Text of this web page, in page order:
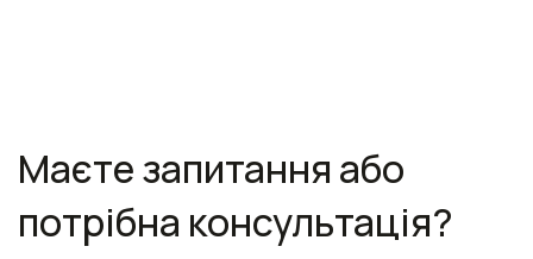
Маєте запитання або
потрібна консультація?